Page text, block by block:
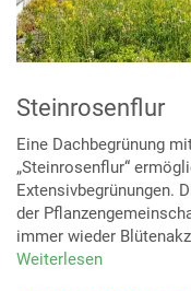
Steinrosenflur
Eine Dachbegrünung
„Steinrosenflur“
Extensivbegrünungen.
der
immer wieder
Weiterlesen